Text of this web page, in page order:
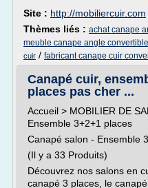
Site : http://mobiliercuir.com
Thèmes liés : achat canape
meuble canape angle
cuir / fabricant canape cuir
Canapé cuir,
places pas cher ...
Accueil > MOBILIER DE
Ensemble 3+2+1 places
Canapé salon - Ensemble
(Il y a 33 Produits)
Découvrez nos salons en
canapé 3 places, le